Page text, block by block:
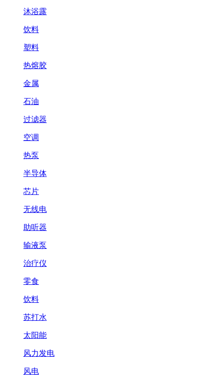
沐浴露
饮料
塑料
热熔胶
金属
石油
过滤器
空调
热泵
半导体
芯片
无线电
助听器
输液泵
治疗仪
零食
饮料
苏打水
太阳能
风力发电
风电